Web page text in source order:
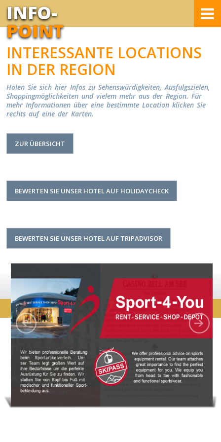
INFO-
POINT
INTERESSANTE LOCATIONS
IN DER REGION
Holen Sie sich hier Infos zu Sehenswürdigkeiten, Ausfulgszielen,
Shoppingmöglichkeiten und vielem mehr aus der Region. Für
mehr Informationen über eine bestimmte Location klicken Sie
rechts auf eine der Karten.
ZUR ÜBERSICHT
BEWERTEN SIE UNSER HOTEL AUF HOLIDAYCHECK
BEWERTEN SIE UNSER HOTEL AUF TRIPADVISOR
DESIGN:bigfoot-design.at